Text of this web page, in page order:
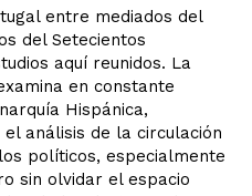
entre mediados del
del Setecientos
aquí reunidos. La
en constante
Hispánica,
análisis de la circulación
políticos, especialmente
sin olvidar el espacio